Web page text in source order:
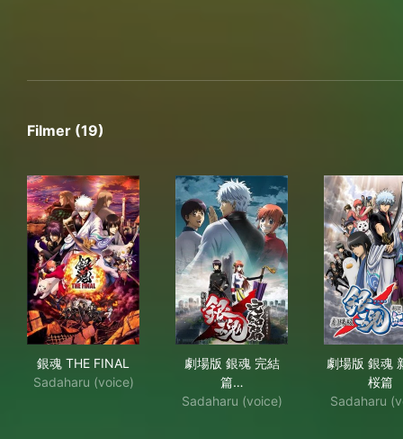
Filmer (19)
銀魂 THE FINAL
Sadaharu (voice)
劇場版 銀魂 完結
篇…
Sadaharu (voice)
劇場版 銀魂
桜篇
Sadaharu